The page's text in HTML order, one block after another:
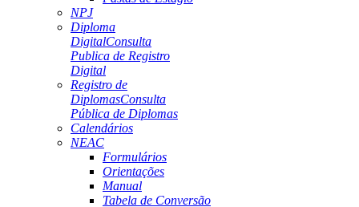
NPJ
Diploma
DigitalConsulta
Publica de Registro
Digital
Registro de
DiplomasConsulta
Pública de Diplomas
Calendários
NEAC
Formulários
Orientações
Manual
Tabela de Conversão